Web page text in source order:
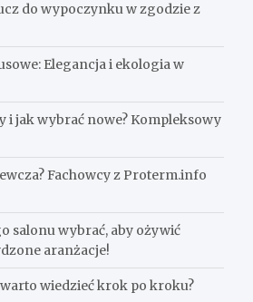
do wypoczynku w zgodzie z
Elegancja i ekologia w
i jak wybrać nowe? Kompleksowy
Fachowcy z Proterm.info
salonu wybrać, aby ożywić
aranżacje!
wiedzieć krok po kroku?